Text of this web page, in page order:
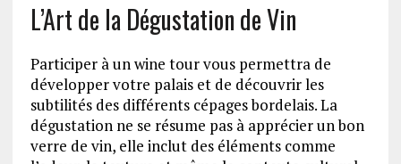
L’Art de la Dégustation de Vin
Participer à un wine tour vous permettra de
développer votre palais et de découvrir les
subtilités des différents cépages bordelais. La
dégustation ne se résume pas à apprécier un bon
verre de vin, elle inclut des éléments comme